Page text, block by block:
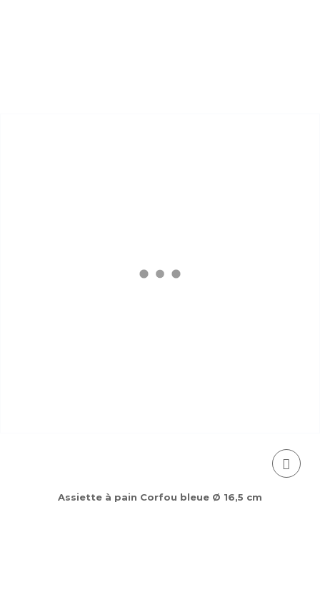
Assiette à pain Corfou bleue Ø 16,5 cm